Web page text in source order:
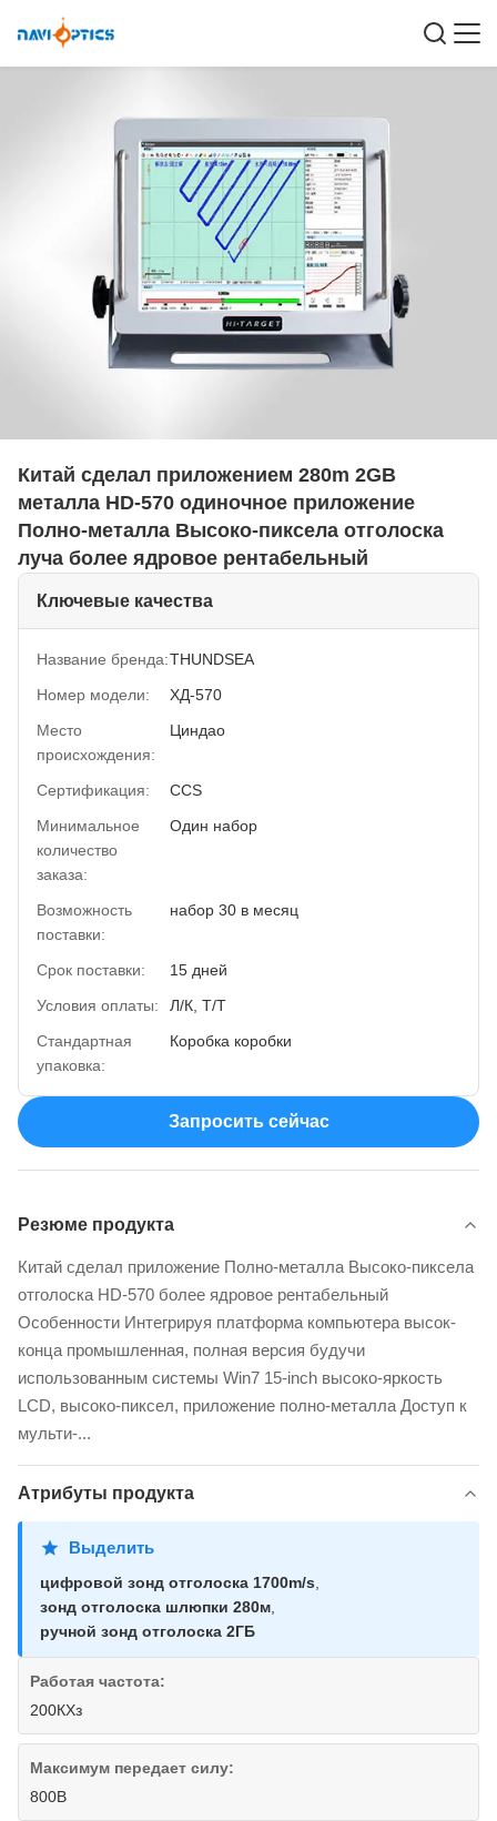
Китай сделал приложением 280m 2GB
металла HD-570 одиночное приложение
Полно-металла Высоко-пиксела отголоска
луча более ядровое рентабельный
Ключевые качества
Название бренда:THUNDSEA
Номер модели:
ХД-570
Место
происхождения:
Циндао
Сертификация:
CCS
Минимальное
количество
заказа:
Один набор
Возможность
поставки:
набор 30 в месяц
Срок поставки:
15 дней
Условия оплаты:
Л/К, Т/Т
Стандартная
упаковка:
Коробка коробки
Запросить сейчас
Резюме продукта
Китай сделал приложение Полно-металла Высоко-пиксела
отголоска HD-570 более ядровое рентабельный
Особенности Интегрируя платформа компьютера высок-
конца промышленная, полная версия будучи
использованным системы Win7 15-inch высоко-яркость
LCD, высоко-пиксел, приложение полно-металла Доступ к
мульти-...
Атрибуты продукта
Выделить
цифровой зонд отголоска 1700m/s
зонд отголоска шлюпки 280м
ручной зонд отголоска 2ГБ
Работая частота:
200КХз
Максимум передает силу:
800В